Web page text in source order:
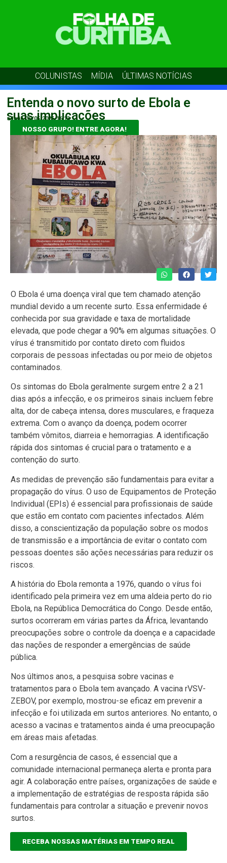
COLUNISTAS MÍDIA ÚLTIMAS NOTÍCIAS
Entenda o novo surto de Ebola e
suas implicações
admin 30/05/2026 16:13
NOSSO GRUPO! ENTRE AGORA!
O Ebola é uma doença viral que tem chamado atenção
mundial devido a um recente surto. Essa enfermidade é
conhecida por sua gravidade e taxa de mortalidade
elevada, que pode chegar a 90% em algumas situações. O
vírus é transmitido por contato direto com fluidos
corporais de pessoas infectadas ou por meio de objetos
contaminados.
Os sintomas do Ebola geralmente surgem entre 2 a 21
dias após a infecção, e os primeiros sinais incluem febre
alta, dor de cabeça intensa, dores musculares, e fraqueza
extrema. Com o avanço da doença, podem ocorrer
também vômitos, diarreia e hemorragias. A identificação
rápida dos sintomas é crucial para o tratamento e a
contenção do surto.
As medidas de prevenção são fundamentais para evitar a
propagação do vírus. O uso de Equipamentos de Proteção
Individual (EPIs) é essencial para profissionais de saúde
que estão em contato com pacientes infectados. Além
disso, a conscientização da população sobre os modos
de transmissão e a importância de evitar o contato com
pessoas doentes são ações necessárias para reduzir os
riscos.
A história do Ebola remonta a 1976, quando o vírus foi
identificado pela primeira vez em uma aldeia perto do rio
Ebola, na República Democrática do Congo. Desde então,
surtos ocorreram em várias partes da África, levantando
preocupações sobre o controle da doença e a capacidade
das nações de responder a emergências de saúde
pública.
Nos últimos anos, a pesquisa sobre vacinas e
tratamentos para o Ebola tem avançado. A vacina rVSV-
ZEBOV, por exemplo, mostrou-se eficaz em prevenir a
infecção e foi utilizada em surtos anteriores. No entanto, o
acesso a vacinas e tratamentos ainda é uma preocupação
em áreas mais afetadas.
Com a resurgência de casos, é essencial que a
comunidade internacional permaneça alerta e pronta para
agir. A colaboração entre países, organizações de saúde e
a implementação de estratégias de resposta rápida são
fundamentais para controlar a situação e prevenir novos
surtos.
RECEBA NOSSAS MATÉRIAS EM TEMPO REAL